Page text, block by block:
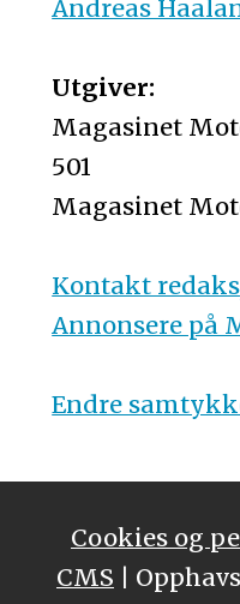
Andreas
Utgiver:
Magasinet
501
Magasinet
Kontakt
Annonsere på
Endre
Cookies og
CMS |